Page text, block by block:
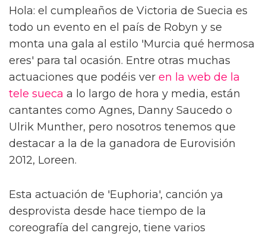
Hola: el cumpleaños de Victoria de Suecia es
todo un evento en el país de Robyn y se
monta una gala al estilo 'Murcia qué hermosa
eres' para tal ocasión. Entre otras muchas
actuaciones que podéis ver en la web de la
tele sueca a lo largo de hora y media, están
cantantes como Agnes, Danny Saucedo o
Ulrik Munther, pero nosotros tenemos que
destacar a la de la ganadora de Eurovisión
2012, Loreen.
Esta actuación de 'Euphoria', canción ya
desprovista desde hace tiempo de la
coreografía del cangrejo, tiene varios